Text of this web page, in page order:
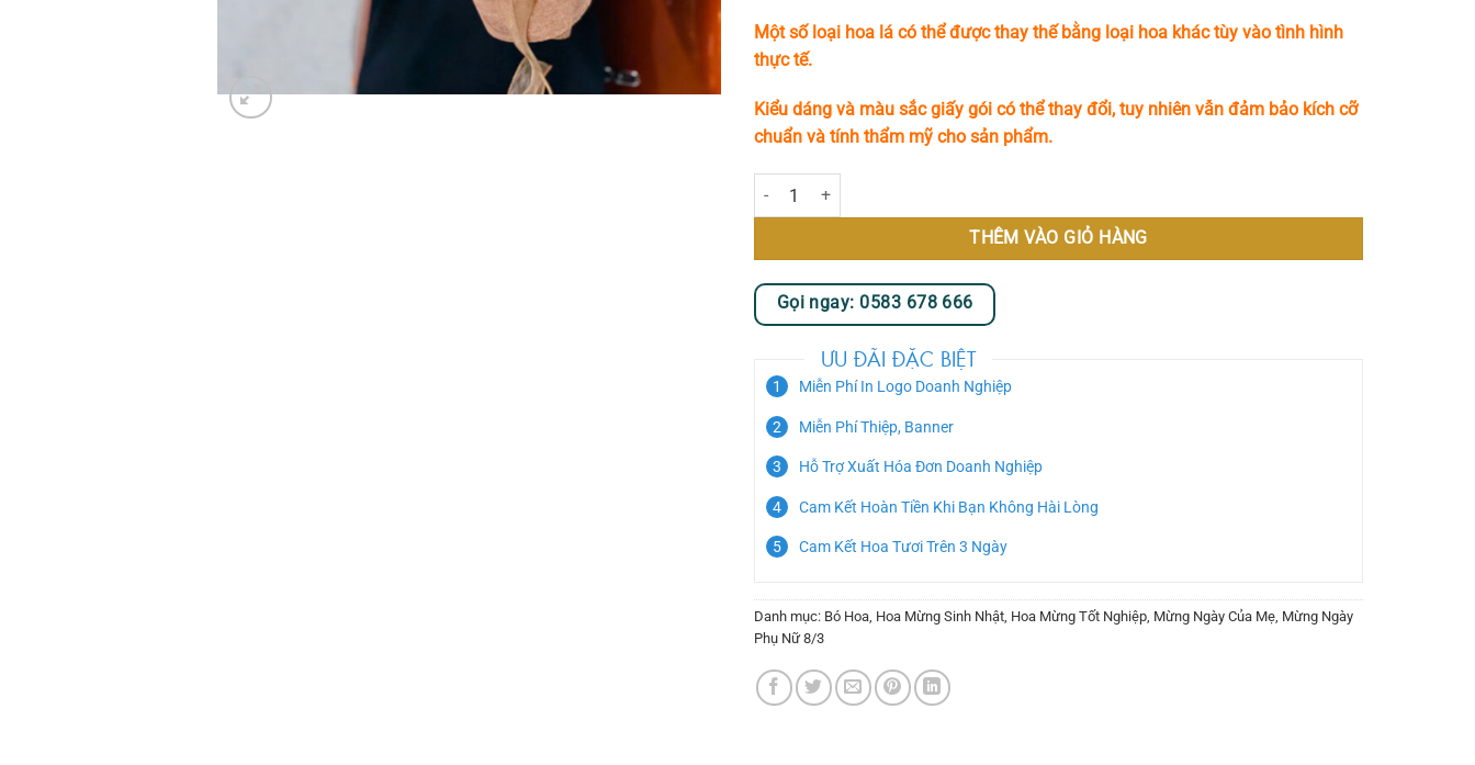
Một số loại hoa lá có thể được thay thế bằng loại hoa khác tùy vào tình hình
thực tế.
Kiểu dáng và màu sắc giấy gói có thể thay đổi, tuy nhiên vẫn đảm bảo kích cỡ
chuẩn và tính thẩm mỹ cho sản phẩm.
Morning Dew số lượng
THÊM VÀO GIỎ HÀNG
Gọi ngay: 0583 678 666
ƯU ĐÃI ĐẶC BIỆT
Miễn Phí In Logo Doanh Nghiệp
Miễn Phí Thiệp, Banner
Hỗ Trợ Xuất Hóa Đơn Doanh Nghiệp
Cam Kết Hoàn Tiền Khi Bạn Không Hài Lòng
Cam Kết Hoa Tươi Trên 3 Ngày
Danh mục: Bó Hoa, Hoa Mừng Sinh Nhật, Hoa Mừng Tốt Nghiệp, Mừng Ngày Của Mẹ, Mừng Ngày
Phụ Nữ 8/3